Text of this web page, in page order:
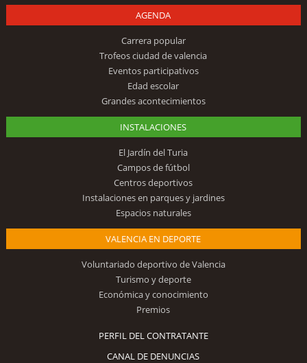
AGENDA
Carrera popular
Trofeos ciudad de valencia
Eventos participativos
Edad escolar
Grandes acontecimientos
INSTALACIONES
El Jardín del Turia
Campos de fútbol
Centros deportivos
Instalaciones en parques y jardines
Espacios naturales
VALENCIA EN DEPORTE
Voluntariado deportivo de Valencia
Turismo y deporte
Económica y conocimiento
Premios
PERFIL DEL CONTRATANTE
CANAL DE DENUNCIAS